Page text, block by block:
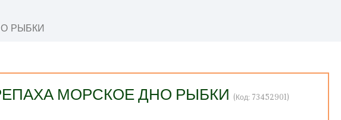
РЫБКИ
МОРСКОЕ ДНО РЫБКИ (Код: 73452901)